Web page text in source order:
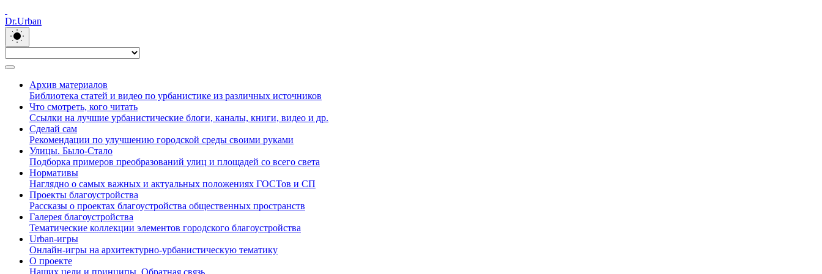
Dr.Urban
Архив материалов
Библиотека статей и видео по урбанистике из различных источников
Что смотреть, кого читать
Ссылки на лучшие урбанистические блоги, каналы, книги, видео и др.
Сделай сам
Рекомендации по улучшению городской среды своими руками
Улицы. Было-Стало
Подборка примеров преобразований улиц и площадей со всего света
Нормативы
Наглядно о самых важных и актуальных положениях ГОСТов и СП
Проекты благоустройства
Рассказы о проектах благоустройства общественных пространств
Галерея благоустройства
Тематические коллекции элементов городского благоустройства
Urban-игры
Онлайн-игры на архитектурно-урбанистическую тематику
О проекте
Наших цели и принципы. Обратная связь.